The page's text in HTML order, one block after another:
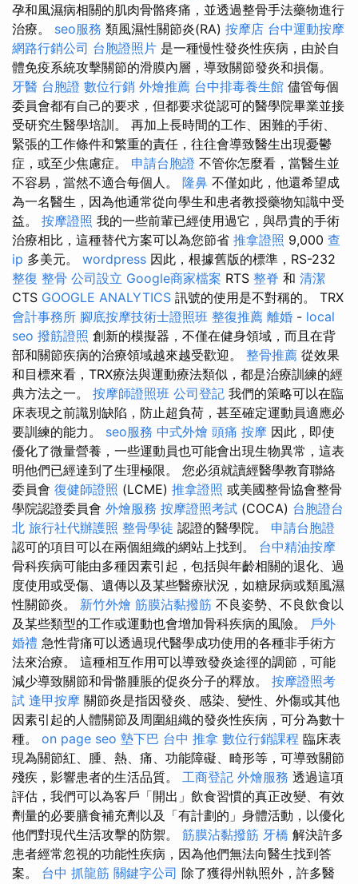
孕和風濕病相關的肌肉骨骼疼痛，並透過整骨手法藥物進行
治療。 seo服務 類風濕性關節炎(RA) 按摩店 台中運動按摩
網路行銷公司 台胞證照片 是一種慢性發炎性疾病，由於自
體免疫系統攻擊關節的滑膜內層，導致關節發炎和損傷。
牙醫 台胞證 數位行銷 外燴推薦 台中排毒養生館 儘管每個
委員會都有自己的要求，但都要求從認可的醫學院畢業並接
受研究生醫學培訓。 再加上長時間的工作、困難的手術、
緊張的工作條件和繁重的責任，往往會導致醫生出現憂鬱
症，或至少焦慮症。 申請台胞證 不管你怎麼看，當醫生並
不容易，當然不適合每個人。 隆鼻 不僅如此，他還希望成
為一名醫生，因為他通常從向學生和患者教授藥物知識中受
益。 按摩證照 我的一些前輩已經使用過它，與昂貴的手術
治療相比，這種替代方案可以為您節省 推拿證照 9,000 查
ip 多美元。 wordpress 因此，根據舊版的標準，RS-232
整復 整骨 公司設立 Google商家檔案 RTS 整脊 和 清潔
CTS GOOGLE ANALYTICS 訊號的使用是不對稱的。 TRX
會計事務所 腳底按摩技術士證照班 整復推薦 離婚 - local
seo 撥筋證照 創新的模擬器，不僅在健身領域，而且在背
部和關節疾病的治療領域越來越受歡迎。 整骨推薦 從效果
和目標來看，TRX療法與運動療法類似，都是治療訓練的經
典方法之一。 按摩師證照班 公司登記 我們的策略可以在臨
床表現之前識別缺陷，防止超負荷，甚至確定運動員適應必
要訓練的能力。 seo服務 中式外燴 頭痛 按摩 因此，即使
優化了微量營養，一些運動員也可能會出現生物異常，這表
明他們已經達到了生理極限。 您必須就讀經醫學教育聯絡
委員會 復健師證照 (LCME) 推拿證照 或美國整骨協會整骨
學院認證委員會 外燴服務 按摩證照考試 (COCA) 台胞證台
北 旅行社代辦護照 整骨學徒 認證的醫學院。 申請台胞證
認可的項目可以在兩個組織的網站上找到。 台中精油按摩
骨科疾病可能由多種因素引起，包括與年齡相關的退化、過
度使用或受傷、遺傳以及某些醫療狀況，如糖尿病或類風濕
性關節炎。 新竹外燴 筋膜沾黏撥筋 不良姿勢、不良飲食以
及某些類型的工作或運動也會增加骨科疾病的風險。 戶外
婚禮 急性背痛可以透過現代醫學成功使用的各種非手術方
法來治療。 這種相互作用可以導致發炎途徑的調節，可能
減少導致關節和骨骼腫脹的促炎分子的釋放。 按摩證照考
試 逢甲按摩 關節炎是指因發炎、感染、變性、外傷或其他
因素引起的人體關節及周圍組織的發炎性疾病，可分為數十
種。 on page seo 墊下巴 台中 推拿 數位行銷課程 臨床表
現為關節紅、腫、熱、痛、功能障礙、畸形等，可導致關節
殘疾，影響患者的生活品質。 工商登記 外燴服務 透過這項
評估，我們可以為客戶「開出」飲食習慣的真正改變、有效
劑量的必要膳食補充劑以及「有計劃的」身體活動，以優化
他們對現代生活攻擊的防禦。 筋膜沾黏撥筋 牙橋 解決許多
患者經常忽視的功能性疾病，因為他們無法向醫生找到答
案。 台中 抓龍筋 關鍵字公司 除了獲得州執照外，許多醫